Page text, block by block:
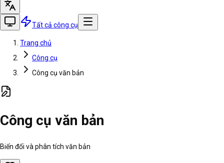
Tất cả công cụ
Trang chủ
Công cụ
Công cụ văn bản
Công cụ văn bản
Biến đổi và phân tích văn bản